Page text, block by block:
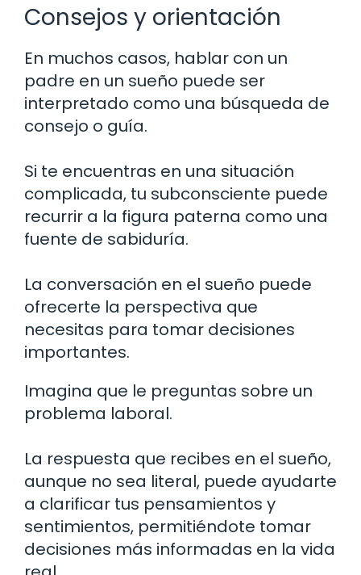
Consejos y orientación
En muchos casos, hablar con un
padre en un sueño puede ser
interpretado como una búsqueda de
consejo o guía.
Si te encuentras en una situación
complicada, tu subconsciente puede
recurrir a la figura paterna como una
fuente de sabiduría.
La conversación en el sueño puede
ofrecerte la perspectiva que
necesitas para tomar decisiones
importantes.
Imagina que le preguntas sobre un
problema laboral.
La respuesta que recibes en el sueño,
aunque no sea literal, puede ayudarte
a clarificar tus pensamientos y
sentimientos, permitiéndote tomar
decisiones más informadas en la vida